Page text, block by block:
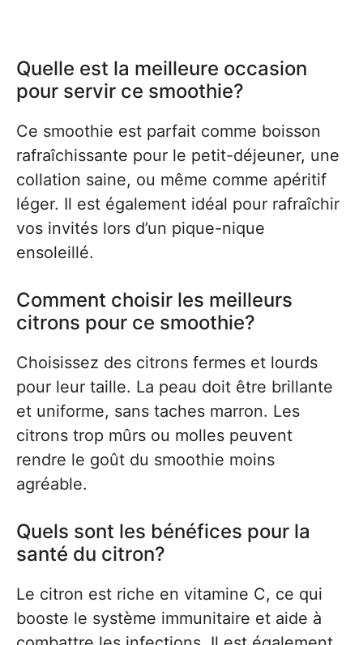
Quelle est la meilleure occasion
pour servir ce smoothie?
Ce smoothie est parfait comme boisson
rafraîchissante pour le petit-déjeuner, une
collation saine, ou même comme apéritif
léger. Il est également idéal pour rafraîchir
vos invités lors d’un pique-nique
ensoleillé.
Comment choisir les meilleurs
citrons pour ce smoothie?
Choisissez des citrons fermes et lourds
pour leur taille. La peau doit être brillante
et uniforme, sans taches marron. Les
citrons trop mûrs ou molles peuvent
rendre le goût du smoothie moins
agréable.
Quels sont les bénéfices pour la
santé du citron?
Le citron est riche en vitamine C, ce qui
booste le système immunitaire et aide à